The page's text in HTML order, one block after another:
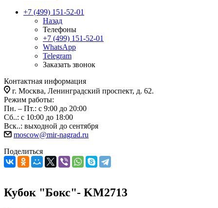
+7 (499) 151-52-01
Назад
Телефоны
+7 (499) 151-52-01
WhatsApp
Telegram
Заказать звонок
Контактная информация
г. Москва, Ленинградский проспект, д. 62.
Режим работы:
Пн. – Пт.: с 9:00 до 20:00
Сб..: с 10:00 до 18:00
Вск..: выходной до сентября
moscow@mir-nagrad.ru
Поделиться
Кубок "Бокс"- KM2713